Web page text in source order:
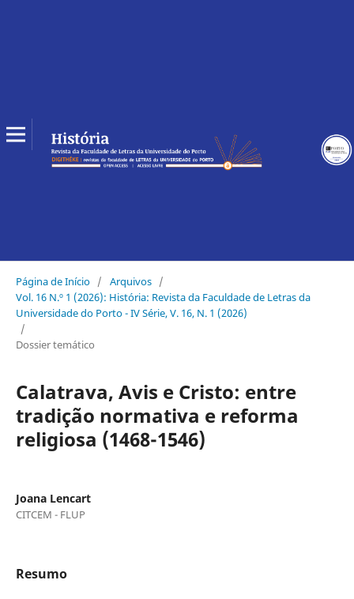
Página de Início / Arquivos /
Vol. 16 N.º 1 (2026): História: Revista da Faculdade de Letras da
Universidade do Porto - IV Série, V. 16, N. 1 (2026)
/
Dossier temático
Calatrava, Avis e Cristo: entre
tradição normativa e reforma
religiosa (1468-1546)
Joana Lencart
CITCEM - FLUP
Resumo